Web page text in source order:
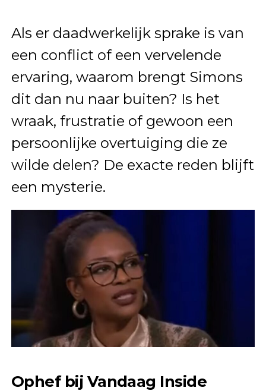
Als er daadwerkelijk sprake is van
een conflict of een vervelende
ervaring, waarom brengt Simons
dit dan nu naar buiten? Is het
wraak, frustratie of gewoon een
persoonlijke overtuiging die ze
wilde delen? De exacte reden blijft
een mysterie.
Ophef bij Vandaag Inside